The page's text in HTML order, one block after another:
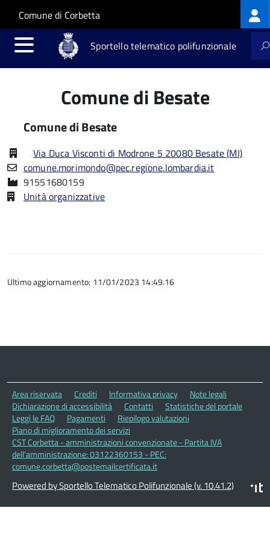
Salta al contenuto principale
Skip to site navigation
Comune di Corbetta
Sportello telematico polifunzionale
Comune di Besate
Comune di Besate
Via Duca Visconti di Modrone 5 20080 Besate (MI)
comune.morimondo@pec.regione.lombardia.it
91551680159
Unità organizzative
Ultimo aggiornamento: 11/01/2023 14:49.16
Area riservata Crediti Informativa privacy
Note legali
Dichiarazione di accessibilità
Contatti
Statistiche del portale
Leggi le FAQ
Pagamenti
Riepilogo valutazioni
Piano di miglioramento dei servizi
CST Corbetta - amministrazioni convenzionate - Partita IVA
dell'amministrazione: 03122360153 - PEC:
comune.corbetta@postemailcertificata.it
Powered by Sportello Telematico Polifunzionale (v. 10.41.2)